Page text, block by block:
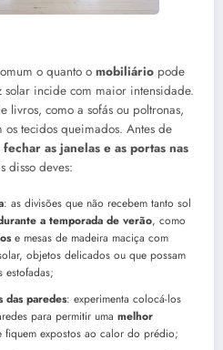
o quanto o mobiliário pode
incide com maior intensidade.
livros, como a sofás ou poltronas,
tecidos queimados. Antes de
fechar as janelas e as portas nas
disso deves:
: as divisões que não recebem tanto sol
a temporada de verão, como
e mesas de madeira maciça com
objetos delicados ou que possam
estofadas;
das paredes: experimenta colocá-los
para permitir uma melhor
fiquem expostos ao calor do prédio;